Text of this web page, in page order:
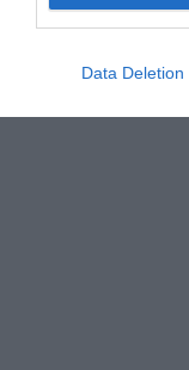
Data Deletion